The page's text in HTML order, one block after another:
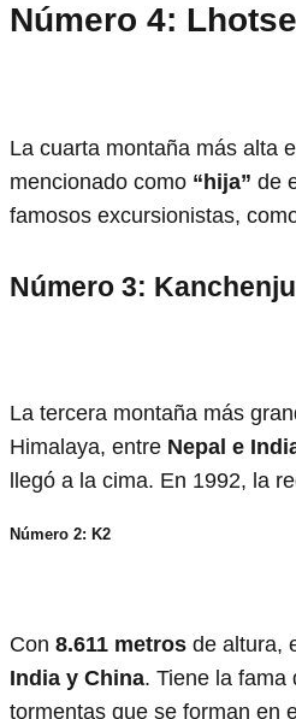
Número 4: Lhotse
La cuarta montaña más alta
mencionado como “hija” de
famosos excursionistas,
Número 3:
La tercera montaña más
Himalaya, entre Nepal e
llegó a la cima. En 1992, la
Número 2: K2
Con 8.611 metros de altura,
India y China. Tiene la fama
tormentas que se forman en